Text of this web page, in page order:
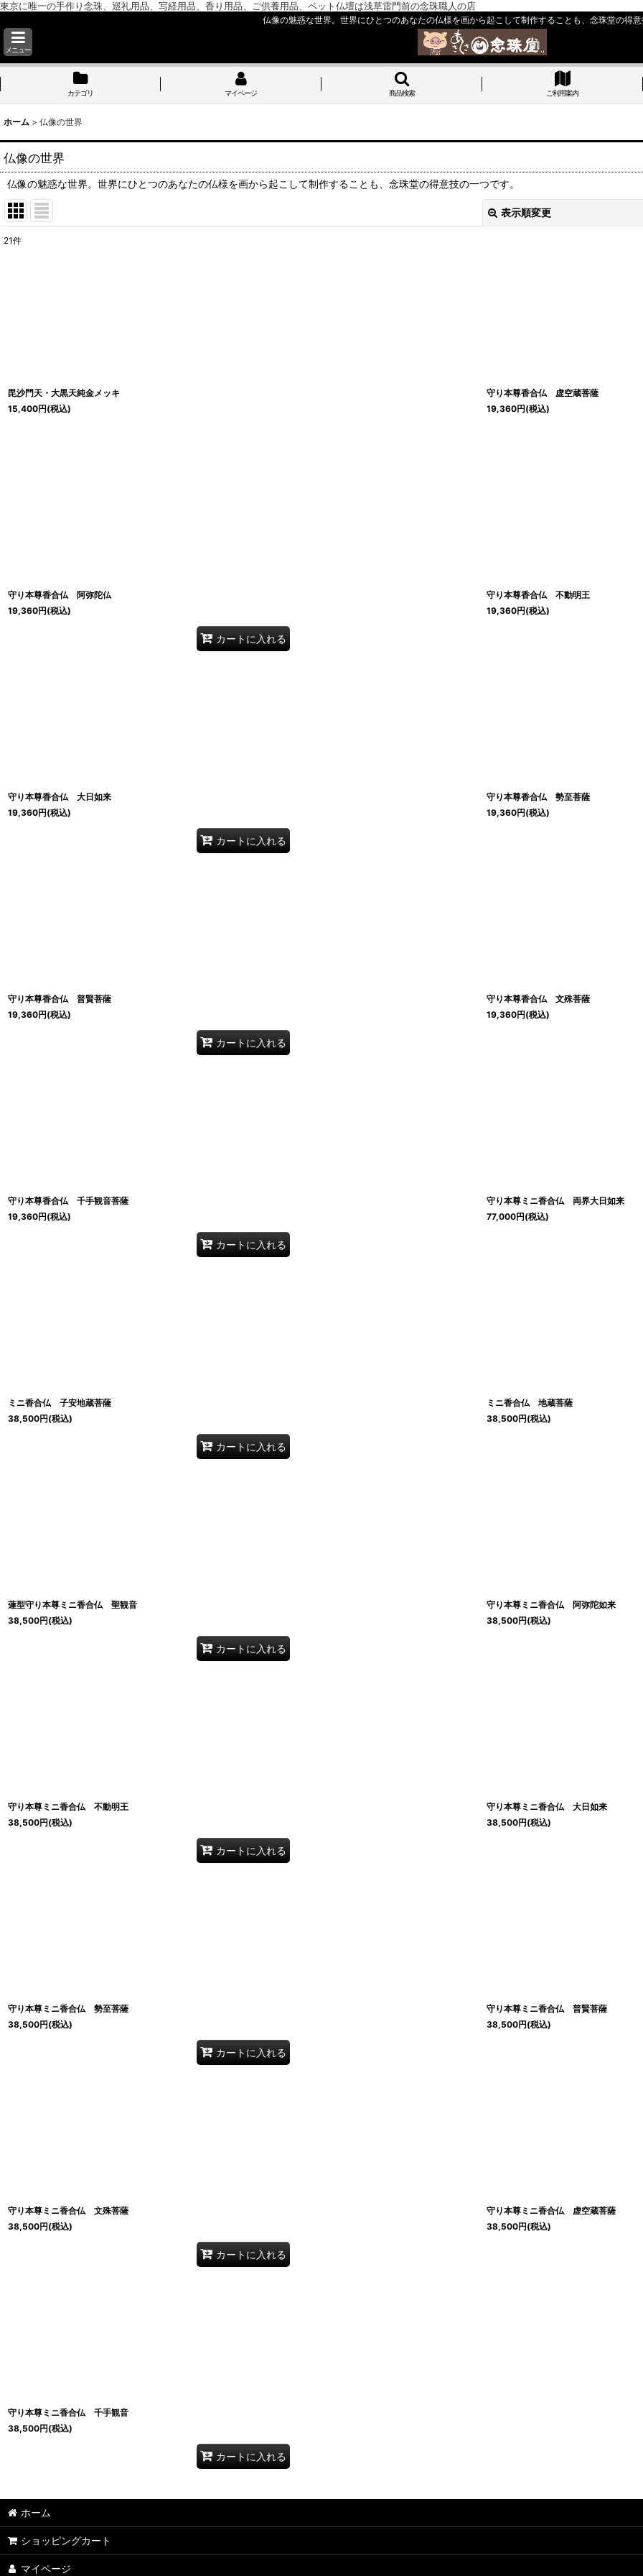
東京に唯一の手作り念珠、巡礼用品、写経用品、香り用品、ご供養用品、ペット仏壇は浅草雷門前の念珠職人の店
仏像の魅惑な世界。世界にひとつのあなたの仏様を画から起こして制作することも、念珠堂の得意
メニュー
カテゴリ マイページ 商品検索 ご利用案内
ホーム > 仏像の世界
仏像の世界
仏像の魅惑な世界。世界にひとつのあなたの仏様を画から起こして制作することも、念珠堂の得意技の一つです。
表示順変更
21件
毘沙門天・大黒天純金メッキ
15,400円(税込)
守り本尊香合仏 虚空蔵菩薩
19,360円(税込)
守り本尊香合仏 阿弥陀仏
19,360円(税込)
カートに入れる
守り本尊香合仏 不動明王
19,360円(税込)
守り本尊香合仏 大日如来
19,360円(税込)
カートに入れる
守り本尊香合仏 勢至菩薩
19,360円(税込)
守り本尊香合仏 普賢菩薩
19,360円(税込)
カートに入れる
守り本尊香合仏 文殊菩薩
19,360円(税込)
守り本尊香合仏 千手観音菩薩
19,360円(税込)
カートに入れる
守り本尊ミニ香合仏 両界大日如来
77,000円(税込)
ミニ香合仏 子安地蔵菩薩
38,500円(税込)
カートに入れる
ミニ香合仏 地蔵菩薩
38,500円(税込)
蓮型守り本尊ミニ香合仏 聖観音
38,500円(税込)
カートに入れる
守り本尊ミニ香合仏 阿弥陀如来
38,500円(税込)
守り本尊ミニ香合仏 不動明王
38,500円(税込)
カートに入れる
守り本尊ミニ香合仏 大日如来
38,500円(税込)
守り本尊ミニ香合仏 勢至菩薩
38,500円(税込)
カートに入れる
守り本尊ミニ香合仏 普賢菩薩
38,500円(税込)
守り本尊ミニ香合仏 文殊菩薩
38,500円(税込)
カートに入れる
守り本尊ミニ香合仏 虚空蔵菩薩
38,500円(税込)
守り本尊ミニ香合仏 千手観音
38,500円(税込)
カートに入れる
ホーム
ショッピングカート
マイページ